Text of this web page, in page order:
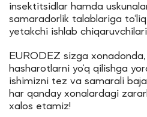
insektitsidlar hamda
samaradorlik talablariga
yetakchi ishlab
EURODEZ sizga
hasharotlarni yo‘q qilishga
ishimizni tez va samarali
har qanday xonalardagi
xalos etamiz!